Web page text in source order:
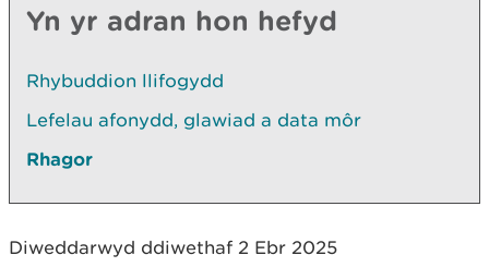
Yn yr adran hon hefyd
Rhybuddion llifogydd
Lefelau afonydd, glawiad a data môr
Rhagor
Diweddarwyd ddiwethaf 2 Ebr 2025